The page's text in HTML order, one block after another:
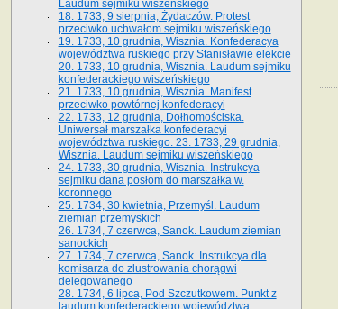
Laudum sejmiku wiszeńskiego
18. 1733, 9 sierpnia, Żydaczów. Protest
przeciwko uchwałom sejmiku wiszeńskiego
19. 1733, 10 grudnia, Wisznia. Konfederacya
województwa ruskiego przy Stanisławie elekcie
20. 1733, 10 grudnia, Wisznia. Laudum sejmiku
konfederackiego wiszeńskiego
21. 1733, 10 grudnia, Wisznia. Manifest
przeciwko powtórnej konfederacyi
22. 1733, 12 grudnia, Dołhomościska.
Uniwersał marszałka konfederacyi
województwa ruskiego. 23. 1733, 29 grudnia,
Wisznia. Laudum sejmiku wiszeńskiego
24. 1733, 30 grudnia, Wisznia. Instrukcya
sejmiku dana posłom do marszałka w.
koronnego
25. 1734, 30 kwietnia, Przemyśl. Laudum
ziemian przemyskich
26. 1734, 7 czerwca, Sanok. Laudum ziemian
sanockich
27. 1734, 7 czerwca, Sanok. Instrukcya dla
komisarza do zlustrowania chorągwi
delegowanego
28. 1734, 6 lipca, Pod Szczutkowem. Punkt z
laudum konfederackiego województwa